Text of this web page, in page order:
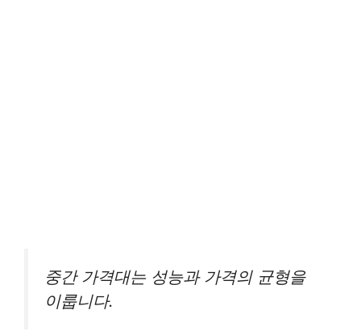
중간 가격대는 성능과 가격의 균형을
이룹니다.